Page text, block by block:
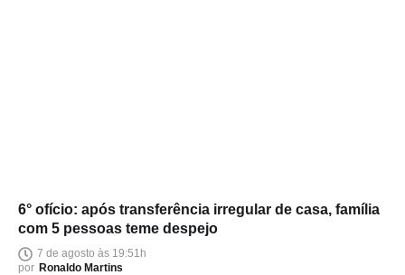
6° ofício: após transferência irregular de casa, família
com 5 pessoas teme despejo
7 de agosto às 19:51h
por Ronaldo Martins